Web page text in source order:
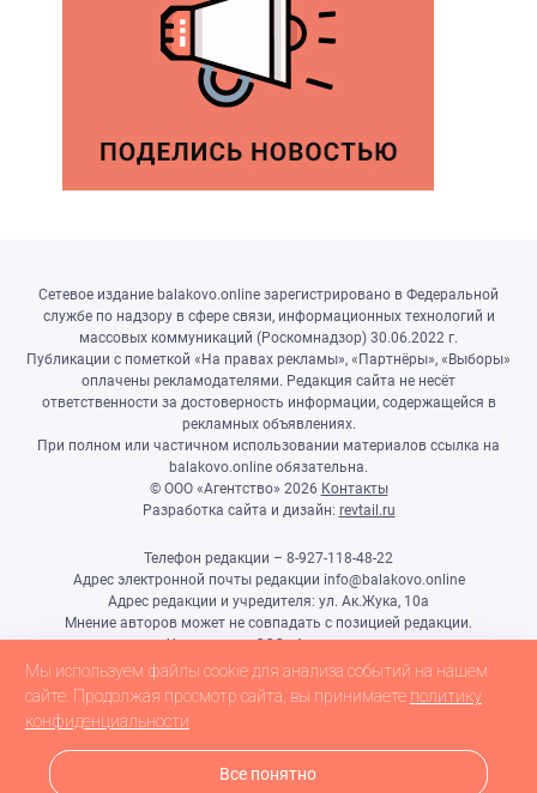
Сетевое издание balakovo.online зарегистрировано в Федеральной
службе по надзору в сфере связи, информационных технологий и
массовых коммуникаций (Роскомнадзор) 30.06.2022 г.
Публикации с пометкой «На правах рекламы», «Партнёры», «Выборы»
оплачены рекламодателями. Редакция сайта не несёт
ответственности за достоверность информации, содержащейся в
рекламных объявлениях.
При полном или частичном использовании материалов ссылка на
balakovo.online обязательна.
© ООО «Агентство» 2026 Контакты
Разработка сайта и дизайн: revtail.ru
Телефон редакции – 8-927-118-48-22
Адрес электронной почты редакции info@balakovo.online
Адрес редакции и учредителя: ул. Ак.Жука, 10а
Мнение авторов может не совпадать с позицией редакции.
Учредитель: ООО «Агентство»
Гл.редактор Ивлиева Н.Н.
Настоящий ресурс может содержать материалы 18+
Мы используем файлы cookie для анализа событий на нашем
сайте. Продолжая просмотр сайта, вы принимаете политику
конфиденциальности
Все понятно